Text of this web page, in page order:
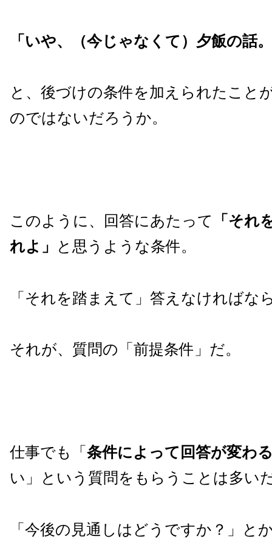
「いや、（今じゃなくて）夕飯の話
と、後づけの条件を加えられたこと
のではないだろうか。
このように、回答にあたって
「それ
れよ」 と思うような条件。
「それを踏まえて」答えなければな
それが、質問の「前提条件」だ。
仕事でも「 条件によって回答が変わ
い」という質問をもらうことは多い
「今後の見通しはどうですか？」と